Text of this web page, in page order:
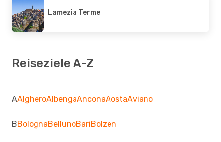
Lamezia Terme
Reiseziele A-Z
AAlgheroAlbengaAnconaAostaAviano
BBolognaBellunoBariBolzen